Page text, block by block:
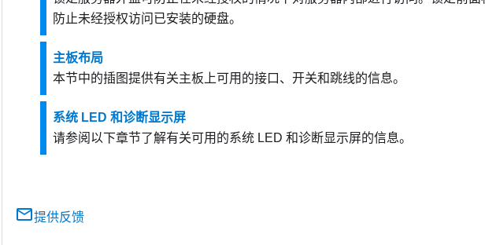
防止未经授权访问已安装的硬盘。
主板布局
本节中的插图提供有关主板上可用的接口、开关和跳线的信息。
系统 LED 和诊断显示屏
请参阅以下章节了解有关可用的系统 LED 和诊断显示屏的信息。
提供反馈